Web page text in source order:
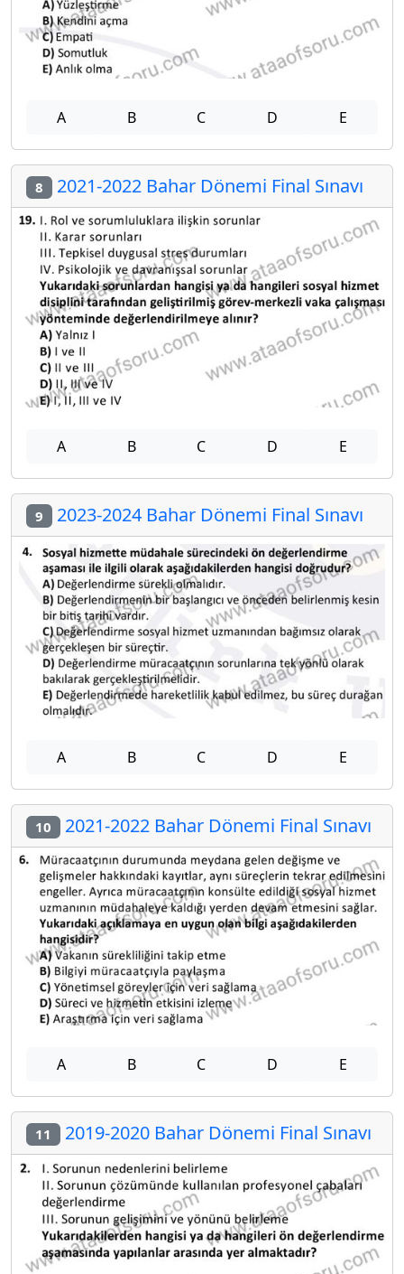
A B C D E
8 2021-2022 Bahar Dönemi Final Sınavı
A B C D E
9 2023-2024 Bahar Dönemi Final Sınavı
A B C D E
10 2021-2022 Bahar Dönemi Final Sınavı
A B C D E
11 2019-2020 Bahar Dönemi Final Sınavı